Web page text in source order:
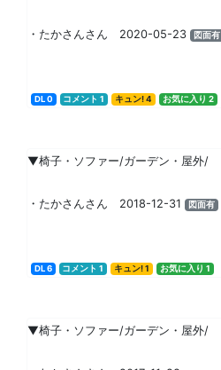
・たかさんさん 2020-05-23 図面有
DL 0 コメント 1 キュン! 4 お気に入り 2
▼椅子・ソファー/ガーデン・屋外/
・たかさんさん 2018-12-31 図面有
DL 6 コメント 1 キュン! 1 お気に入り 1
▼椅子・ソファー/ガーデン・屋外/